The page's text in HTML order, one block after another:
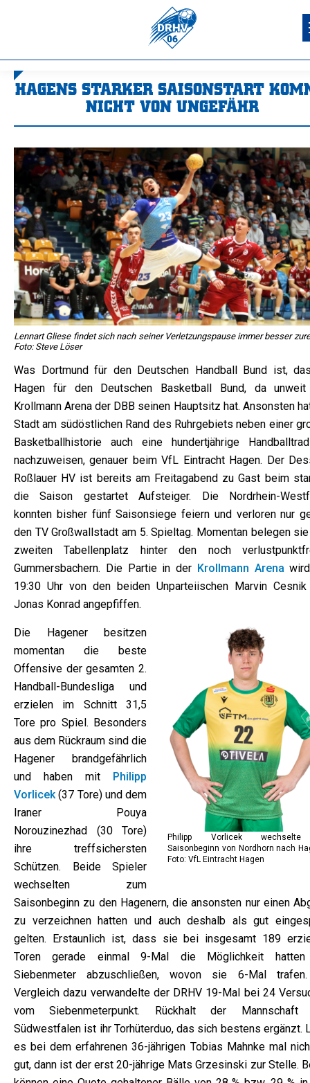
HAGENS STARKER SAISONSTART
NICHT VON UNGEFÄHR
Lennart Gliese findet sich nach seiner Verletzungspause immer besser
Foto: Steve Löser
Was Dortmund für den Deutschen Handball Bund ist,
Hagen für den Deutschen Basketball Bund, da
Krollmann Arena der DBB seinen Hauptsitz hat. Ansonsten
Stadt am südöstlichen Rand des Ruhrgebiets neben einer
Basketballhistorie auch eine hundertjährige
nachzuweisen, genauer beim VfL Eintracht Hagen. Der
Roßlauer HV ist bereits am Freitagabend zu Gast beim
die Saison gestartet Aufsteiger. Die Nordrhein-
konnten bisher fünf Saisonsiege feiern und verloren nur
den TV Großwallstadt am 5. Spieltag. Momentan belegen
zweiten Tabellenplatz hinter den noch
Gummersbachern. Die Partie in der Krollmann Arena
19:30 Uhr von den beiden Unparteiischen Marvin Cesnik
Jonas Konrad angepfiffen.
Philipp Vorlicek
Saisonbeginn von Nordhorn nach
Foto: VfL Eintracht Hagen
Die Hagener besitzen
momentan die beste
Offensive der gesamten 2.
Handball-Bundesliga und
erzielen im Schnitt 31,5
Tore pro Spiel. Besonders
aus dem Rückraum sind die
Hagener brandgefährlich
und haben mit Philipp
Vorlicek (37 Tore) und dem
Iraner Pouya
Norouzinezhad (30 Tore)
ihre treffsichersten
Schützen. Beide Spieler
wechselten zum
Saisonbeginn zu den Hagenern, die ansonsten nur einen
zu verzeichnen hatten und auch deshalb als gut
gelten. Erstaunlich ist, dass sie bei insgesamt 189
Toren gerade einmal 9-Mal die Möglichkeit
Siebenmeter abzuschließen, wovon sie 6-Mal
Vergleich dazu verwandelte der DRHV 19-Mal bei 24
vom Siebenmeterpunkt. Rückhalt der Mannschaft
Südwestfalen ist ihr Torhüterduo, das sich bestens ergänzt.
es bei dem erfahrenen 36-jährigen Tobias Mahnke mal
gut, dann ist der erst 20-jährige Mats Grzesinski zur Stelle.